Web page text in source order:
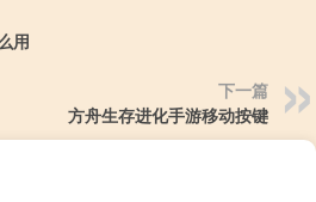
用
下一篇
方舟生存进化手游移动按键